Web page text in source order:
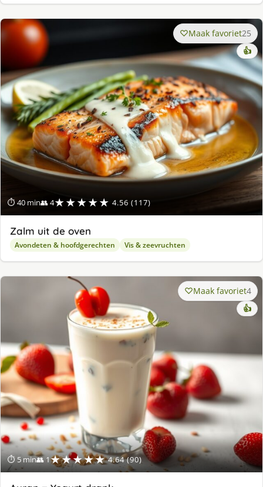
⏱ 40 min👥 4★★★★★ 4.56 (117)
Maak favoriet25
👍
Zalm uit de oven
Avondeten & hoofdgerechten Vis & zeevruchten
⏱ 5 min👥 1★★★★★ 4.64 (90)
Maak favoriet4
👍